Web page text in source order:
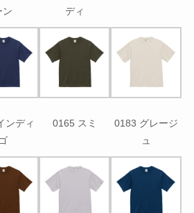
ン
ディ
ンディ
ゴ
0165 スミ
0183 グレージ
ュ